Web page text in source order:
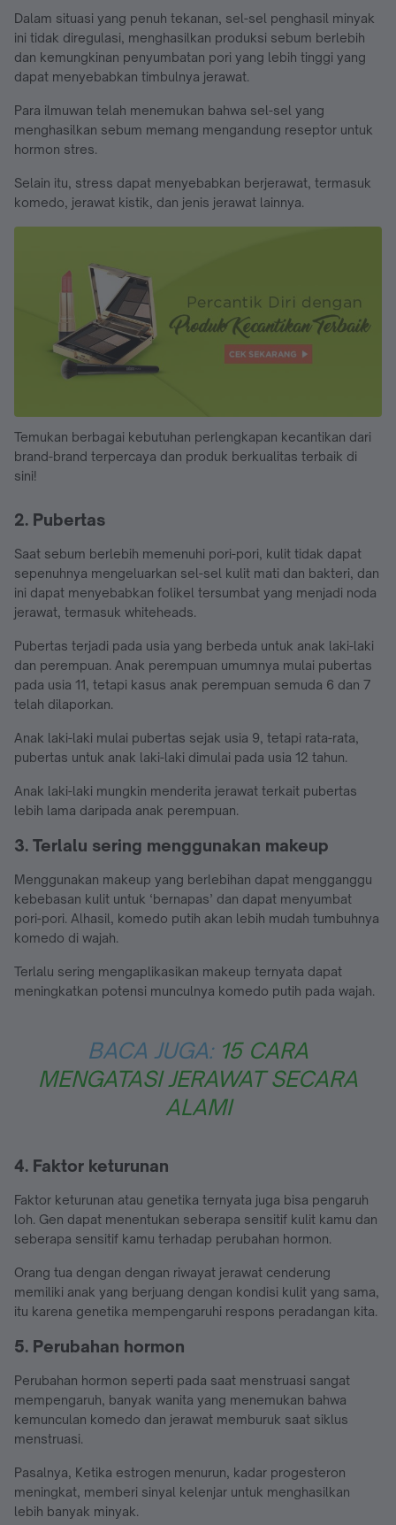
Dalam situasi yang penuh tekanan, sel-sel penghasil minyak
ini tidak diregulasi, menghasilkan produksi sebum berlebih
dan kemungkinan penyumbatan pori yang lebih tinggi yang
dapat menyebabkan timbulnya jerawat.
Para ilmuwan telah menemukan bahwa sel-sel yang
menghasilkan sebum memang mengandung reseptor untuk
hormon stres.
Selain itu, stress dapat menyebabkan berjerawat, termasuk
komedo, jerawat kistik, dan jenis jerawat lainnya.
Temukan berbagai kebutuhan perlengkapan kecantikan dari
brand-brand terpercaya dan produk berkualitas terbaik di
sini!
2. Pubertas
Saat sebum berlebih memenuhi pori-pori, kulit tidak dapat
sepenuhnya mengeluarkan sel-sel kulit mati dan bakteri, dan
ini dapat menyebabkan folikel tersumbat yang menjadi noda
jerawat, termasuk whiteheads.
Pubertas terjadi pada usia yang berbeda untuk anak laki-laki
dan perempuan. Anak perempuan umumnya mulai pubertas
pada usia 11, tetapi kasus anak perempuan semuda 6 dan 7
telah dilaporkan.
Anak laki-laki mulai pubertas sejak usia 9, tetapi rata-rata,
pubertas untuk anak laki-laki dimulai pada usia 12 tahun.
Anak laki-laki mungkin menderita jerawat terkait pubertas
lebih lama daripada anak perempuan.
3. Terlalu sering menggunakan makeup
Menggunakan makeup yang berlebihan dapat mengganggu
kebebasan kulit untuk ‘bernapas’ dan dapat menyumbat
pori-pori. Alhasil, komedo putih akan lebih mudah tumbuhnya
komedo di wajah.
Terlalu sering mengaplikasikan makeup ternyata dapat
meningkatkan potensi munculnya komedo putih pada wajah.
BACA JUGA: 15 CARA
MENGATASI JERAWAT SECARA
ALAMI
4. Faktor keturunan
Faktor keturunan atau genetika ternyata juga bisa pengaruh
loh. Gen dapat menentukan seberapa sensitif kulit kamu dan
seberapa sensitif kamu terhadap perubahan hormon.
Orang tua dengan dengan riwayat jerawat cenderung
memiliki anak yang berjuang dengan kondisi kulit yang sama,
itu karena genetika mempengaruhi respons peradangan kita.
5. Perubahan hormon
Perubahan hormon seperti pada saat menstruasi sangat
mempengaruh, banyak wanita yang menemukan bahwa
kemunculan komedo dan jerawat memburuk saat siklus
menstruasi.
Pasalnya, Ketika estrogen menurun, kadar progesteron
meningkat, memberi sinyal kelenjar untuk menghasilkan
lebih banyak minyak.